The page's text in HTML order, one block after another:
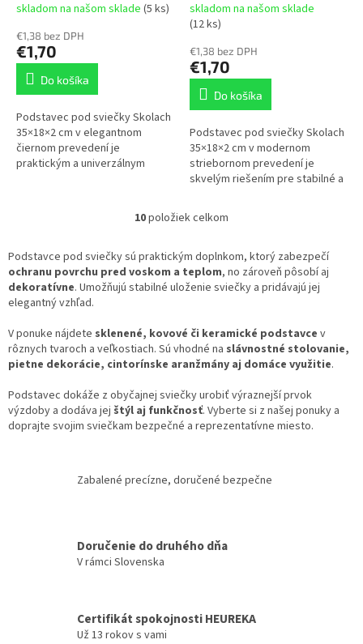
skladom na našom sklade (5 ks)
€1,38 bez DPH
€1,70
Do košíka
Podstavec pod sviečky Skolach
35×18×2 cm v elegantnom
čiernom prevedení je
praktickým a univerzálnym
skladom na našom sklade
(12 ks)
€1,38 bez DPH
€1,70
Do košíka
Podstavec pod sviečky Skolach
35×18×2 cm v modernom
striebornom prevedení je
skvelým riešením pre stabilné a
či menších aranžmánov.
O
l
á
d
i
e
p
v
k
y
i
10položiek celkom
Podstavce pod sviečky sú praktickým doplnkom, ktorý zabezpečí
ochranu povrchu pred voskom a teplom, no zároveň pôsobí aj
dekoratívne. Umožňujú stabilné uloženie sviečky a pridávajú jej
elegantný vzhľad.
V ponuke nájdete sklenené, kovové či keramické podstavce v
rôznych tvaroch a veľkostiach. Sú vhodné na slávnostné stolovanie,
pietne dekorácie, cintorínske aranžmány aj domáce využitie.
Podstavec dokáže z obyčajnej sviečky urobiť výraznejší prvok
výzdoby a dodáva jej štýl aj funkčnosť. Vyberte si z našej ponuky a
doprajte svojim sviečkam bezpečné a reprezentatívne miesto.
Zabalené precízne, doručené bezpečne
Doručenie do druhého dňa
V rámci Slovenska
Certifikát spokojnosti HEUREKA
Už 13 rokov s vami